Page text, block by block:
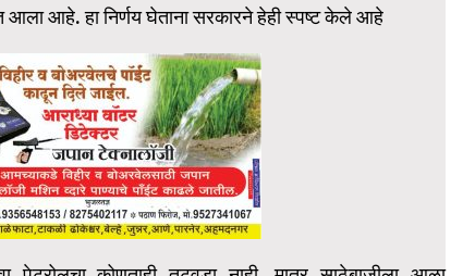
आला आहे. हा निर्णय घेताना सरकारने हेही स्पष्ट केले आहे